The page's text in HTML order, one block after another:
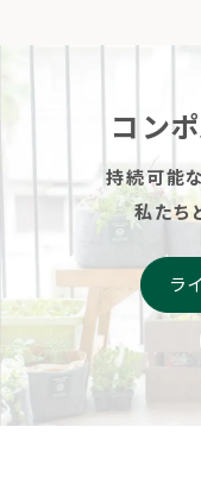
コン
持続可能
私たち
ラ